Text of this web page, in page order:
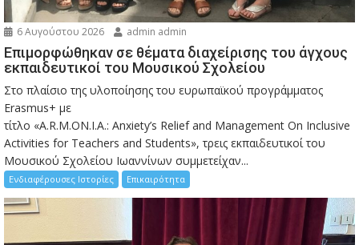
6 Αυγούστου 2026 admin admin
Eπιμορφώθηκαν σε θέματα διαχείρισης του άγχους
εκπαιδευτικοί του Μουσικού Σχολείου
Στο πλαίσιο της υλοποίησης του ευρωπαϊκού προγράμματος
Erasmus+ με
τίτλο «A.R.M.ON.I.A.: Anxiety’s Relief and Management On Inclusive
Activities for Teachers and Students», τρεις εκπαιδευτικοί του
Μουσικού Σχολείου Ιωαννίνων συμμετείχαν...
Ενδιαφέρουσες Ιστορίες Επικαιρότητα